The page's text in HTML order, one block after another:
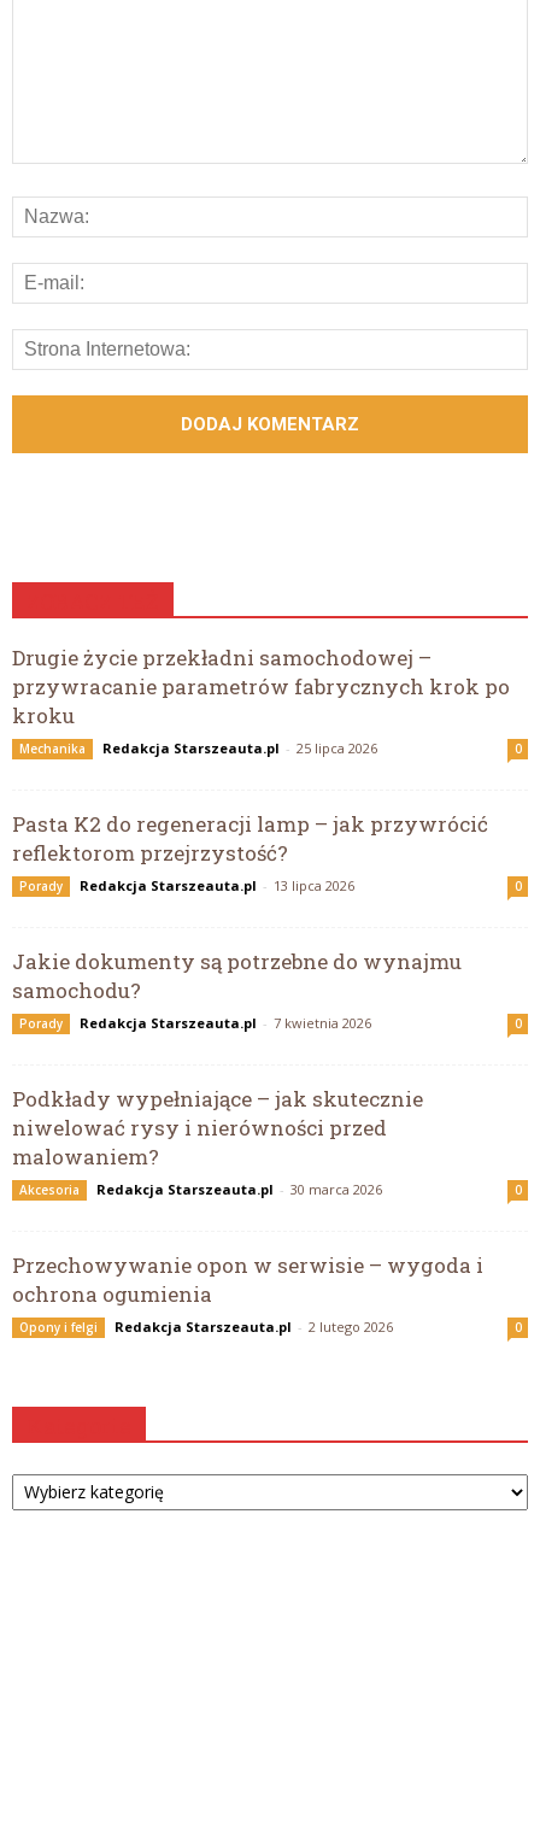
Drugie życie przekładni samochodowej –
przywracanie parametrów fabrycznych krok po
kroku
Mechanika Redakcja Starszeauta.pl - 25 lipca 2026 0
Pasta K2 do regeneracji lamp – jak przywrócić
reflektorom przejrzystość?
Porady Redakcja Starszeauta.pl - 13 lipca 2026 0
Jakie dokumenty są potrzebne do wynajmu
samochodu?
Porady Redakcja Starszeauta.pl - 7 kwietnia 2026 0
Podkłady wypełniające – jak skutecznie
niwelować rysy i nierówności przed
malowaniem?
Akcesoria Redakcja Starszeauta.pl - 30 marca 2026 0
Przechowywanie opon w serwisie – wygoda i
ochrona ogumienia
Opony i felgi Redakcja Starszeauta.pl - 2 lutego 2026 0
Kategorie